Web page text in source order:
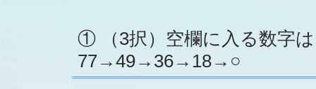
① （3択）空欄に入る数字
77→49→36→18→○